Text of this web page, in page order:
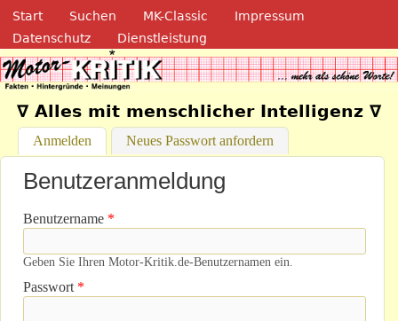
Direkt zum Inhalt
Navigation
Start Suchen MK-Classic
Impressum
Datenschutz
Dienstleistung
Motor-Kritik.de
∇ Alles mit menschlicher Intelligenz ∇
Anmelden (aktiver Reiter)
Neues Passwort anfordern
Benutzeranmeldung
Benutzername *
Geben Sie Ihren Motor-Kritik.de-Benutzernamen ein.
Passwort *